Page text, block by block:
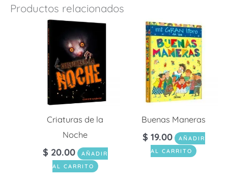
Productos relacionados
Criaturas de la
Noche
$ 20.00
AÑADIR
AL CARRITO
Buenas Maneras
$ 19.00
AÑADIR
AL CARRITO